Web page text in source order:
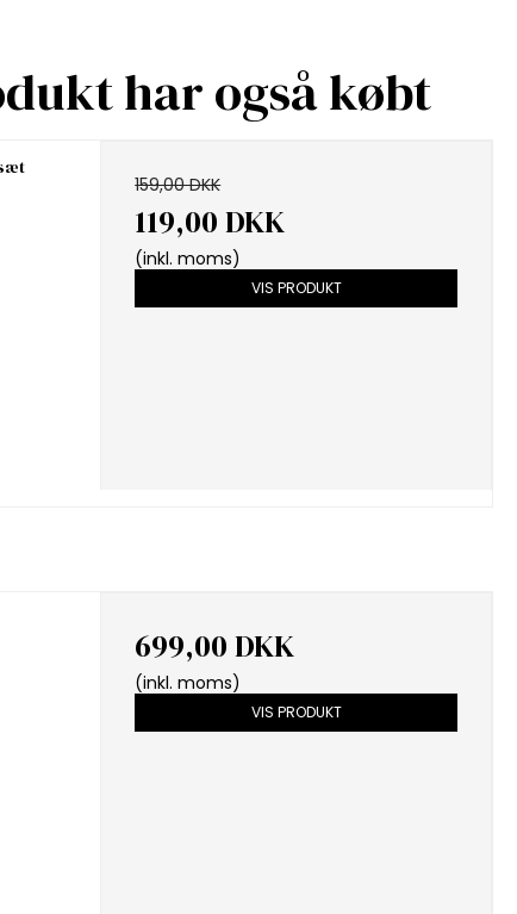
har også købt
159,00 DKK
119,00 DKK
(inkl. moms)
VIS PRODUKT
699,00 DKK
(inkl. moms)
VIS PRODUKT